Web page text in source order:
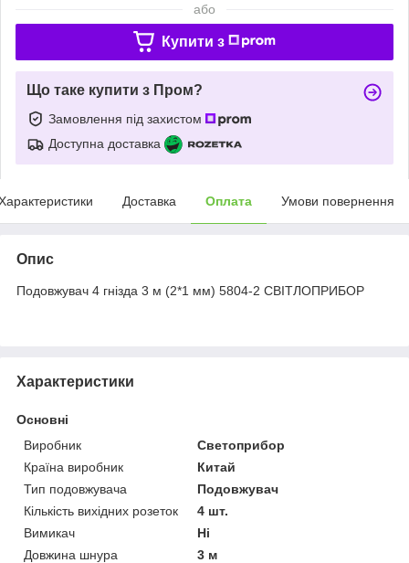
або
Купити з
Що таке купити з Пром?
Замовлення під захистом
Доступна доставка
Доставка Оплата Умови повернення
Опис
Подовжувач 4 гнізда 3 м (2*1 мм) 5804-2 СВІТЛОПРИБОР
Характеристики
Основні
Виробник
Светоприбор
Країна виробник
Китай
Тип подовжувача
Подовжувач
Кількість вихідних розеток
4 шт.
Вимикач
Ні
Довжина шнура
3 м